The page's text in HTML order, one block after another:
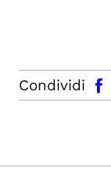
Condividi
facebook